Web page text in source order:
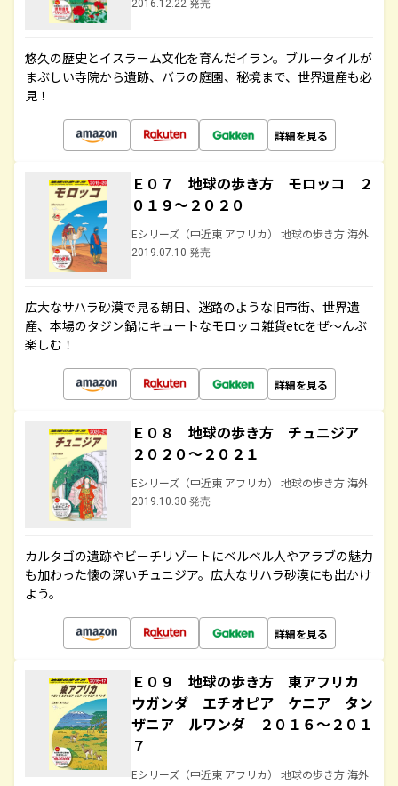
2016.12.22 発売
悠久の歴史とイスラーム文化を育んだイラン。ブルータイルが
まぶしい寺院から遺跡、バラの庭園、秘境まで、世界遺産も必
見！
詳細を見る
Ｅ０７ 地球の歩き方 モロッコ ２
０１９～２０２０
Eシリーズ（中近東 アフリカ） 地球の歩き方 海外
2019.07.10 発売
広大なサハラ砂漠で見る朝日、迷路のような旧市街、世界遺
産、本場のタジン鍋にキュートなモロッコ雑貨etcをぜ～んぶ
楽しむ！
詳細を見る
Ｅ０８ 地球の歩き方 チュニジア
２０２０～２０２１
Eシリーズ（中近東 アフリカ） 地球の歩き方 海外
2019.10.30 発売
カルタゴの遺跡やビーチリゾートにベルベル人やアラブの魅力
も加わった懐の深いチュニジア。広大なサハラ砂漠にも出かけ
よう。
詳細を見る
Ｅ０９ 地球の歩き方 東アフリカ
ウガンダ エチオピア ケニア タン
ザニア ルワンダ ２０１６～２０１
７
Eシリーズ（中近東 アフリカ） 地球の歩き方 海外